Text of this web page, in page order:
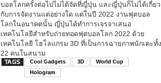
บอลโลกครั้งต่อไปไม่ได้จัดที่ญี่ปุ่น และญี่ปุ่นก็ไม่ได้เกี่ยว
กับการจัดงานแต่อย่างใด แต่ในปี 2022 งานฟุตบอล
โลกในอนาคตนั้น ญี่ปุ่นได้ทำการเจรจาเสนอ
เทคโนโลยีสำหรับถ่ายทอดฟุตบอลโลก 2022 ด้วย
เทคโนโลยี โฮโลแกรม 3D ที่เป็นการฉายภาพนักเตะทั้ง
22 คนในสนาม
Cool Gadgets 3D
World Cup
Hologram